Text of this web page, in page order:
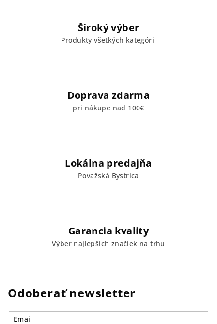
v
k
i
s
Široký výber
Produkty všetkých kategórii
Doprava zdarma
pri nákupe nad 100€
Lokálna predajňa
Považská Bystrica
Garancia kvality
Výber najlepších značiek na trhu
Odoberať newsletter
Email